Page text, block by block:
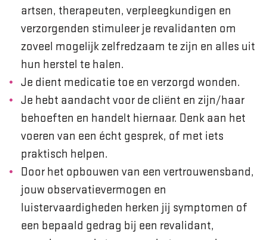
artsen, therapeuten, verpleegkundigen en
verzorgenden stimuleer je revalidanten om
zoveel mogelijk zelfredzaam te zijn en alles uit
hun herstel te halen.
Je dient medicatie toe en verzorgd wonden.
Je hebt aandacht voor de cliënt en zijn/haar
behoeften en handelt hiernaar. Denk aan het
voeren van een écht gesprek, of met iets
praktisch helpen.
Door het opbouwen van een vertrouwensband,
jouw observatievermogen en
luistervaardigheden herken jij symptomen of
een bepaald gedrag bij een revalidant,